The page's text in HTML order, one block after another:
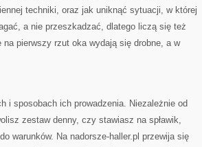
techniki, oraz jak uniknąć sytuacji, w której
a nie przeszkadzać, dlatego liczą się też
pierwszy rzut oka wydają się drobne, a w
i sposobach ich prowadzenia. Niezależnie od
zestaw denny, czy stawiasz na spławik,
warunków. Na nadorsze-haller.pl przewija się